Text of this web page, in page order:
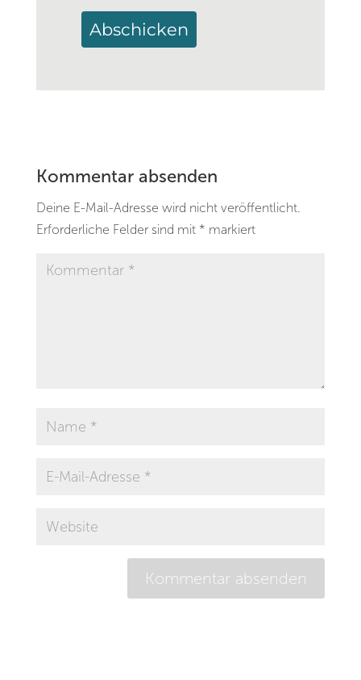
Abschicken
Kommentar absenden
Deine E-Mail-Adresse wird nicht veröffentlicht.
Erforderliche Felder sind mit * markiert